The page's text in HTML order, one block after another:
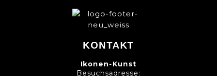
KONTAKT
Ikonen-Kunst
Besuchsadresse: